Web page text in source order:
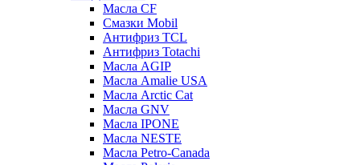
Масла CF
Смазки Mobil
Антифриз TCL
Антифриз Totachi
Масла AGIP
Масла Amalie USA
Масла Arctic Cat
Масла GNV
Масла IPONE
Масла NESTE
Масла Petro-Canada